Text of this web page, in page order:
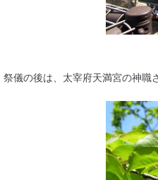
祭儀の後は、太宰府天満宮の神職